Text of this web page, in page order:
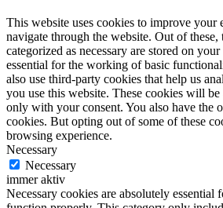
This website uses cookies to improve your
navigate through the website. Out of these,
categorized as necessary are stored on
essential for the working of basic
also use third-party cookies that help us
you use this website. These cookies will
only with your consent. You also have the
cookies. But opting out of some of these
browsing experience.
Necessary
Necessary
immer aktiv
Necessary cookies are absolutely essential